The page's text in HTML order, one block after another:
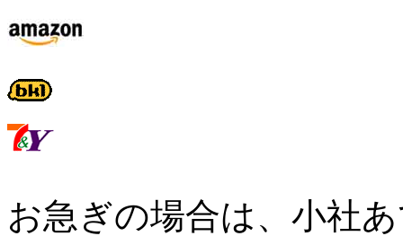
お急ぎの場合は、小社